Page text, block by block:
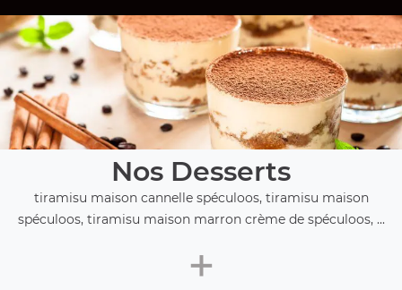
Nos Desserts
tiramisu maison cannelle spéculoos, tiramisu maison
spéculoos, tiramisu maison marron crème de spéculoos, ...
+